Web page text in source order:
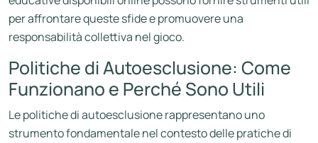
per affrontare queste sfide e promuovere una
responsabilità collettiva nel gioco.
Politiche di Autoesclusione: Come
Funzionano e Perché Sono Utili
Le politiche di autoesclusione rappresentano uno
strumento fondamentale nel contesto delle pratiche di